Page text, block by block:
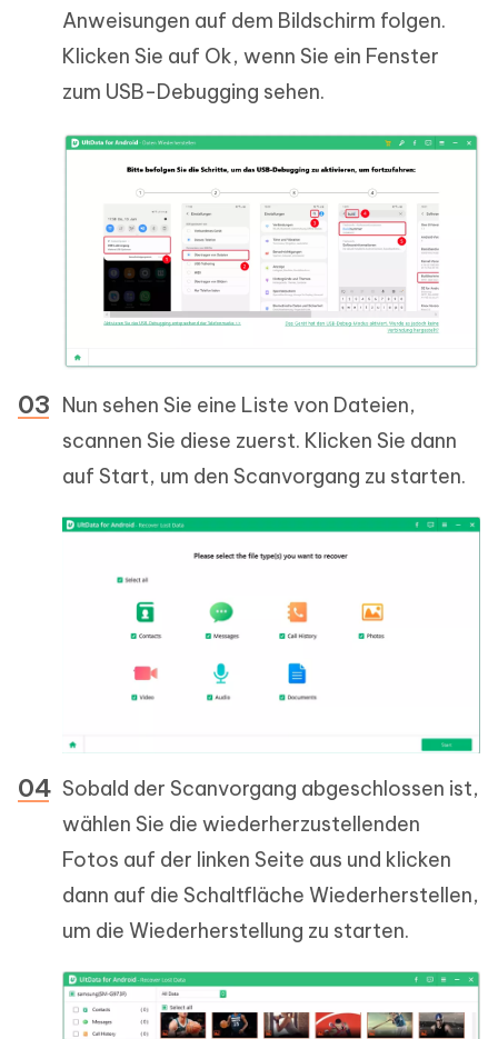
Anweisungen auf dem Bildschirm folgen.
Klicken Sie auf Ok, wenn Sie ein Fenster
zum USB-Debugging sehen.
Nun sehen Sie eine Liste von Dateien,
scannen Sie diese zuerst. Klicken Sie dann
auf Start, um den Scanvorgang zu starten.
Sobald der Scanvorgang abgeschlossen ist,
wählen Sie die wiederherzustellenden
Fotos auf der linken Seite aus und klicken
dann auf die Schaltfläche Wiederherstellen,
um die Wiederherstellung zu starten.